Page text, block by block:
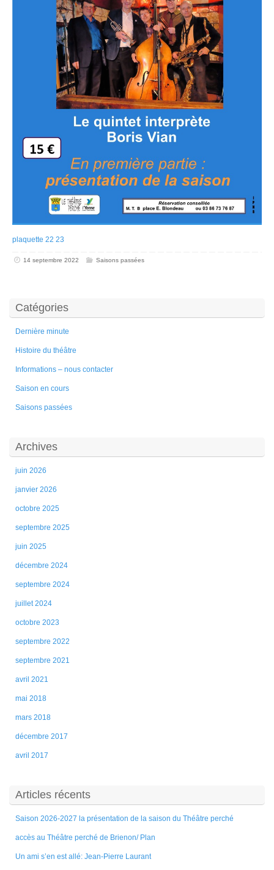
plaquette 22 23
14 septembre 2022 Saisons passées
Catégories
Dernière minute
Histoire du théâtre
Informations – nous contacter
Saison en cours
Saisons passées
Archives
juin 2026
janvier 2026
octobre 2025
septembre 2025
juin 2025
décembre 2024
septembre 2024
juillet 2024
octobre 2023
septembre 2022
septembre 2021
avril 2021
mai 2018
mars 2018
décembre 2017
avril 2017
Articles récents
Saison 2026-2027 la présentation de la saison du Théâtre perché
accès au Théâtre perché de Brienon/ Plan
Un ami s’en est allé: Jean-Pierre Laurant